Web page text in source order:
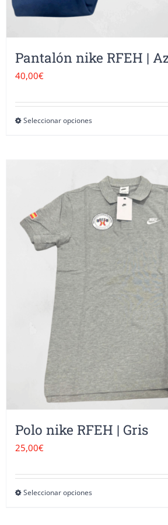
producto
Pantalón nike RFEH |
40,00€
Seleccionar opcionesEste
tiene
múltiples
variantes.
Las
opciones
pueden
elegir
en
página
de
producto
Polo nike RFEH | Gris
25,00€
Seleccionar opcionesEste